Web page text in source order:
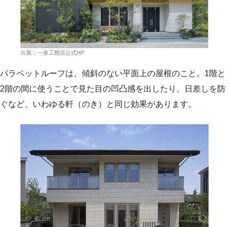
出展：一条工務店公式HP
パラペットルーフは、傾斜のない平面上の屋根のこと。1階と
2階の間に使うことで見た目の凹凸感を出したり、日差しを防
ぐなど、いわゆる軒（のき）と同じ効果があります。